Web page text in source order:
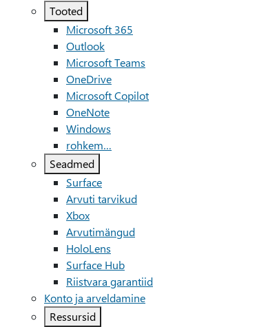
Tooted
Microsoft 365
Outlook
Microsoft Teams
OneDrive
Microsoft Copilot
OneNote
Windows
rohkem…
Seadmed
Surface
Arvuti tarvikud
Xbox
Arvutimängud
HoloLens
Surface Hub
Riistvara garantiid
Konto ja arveldamine
Ressursid